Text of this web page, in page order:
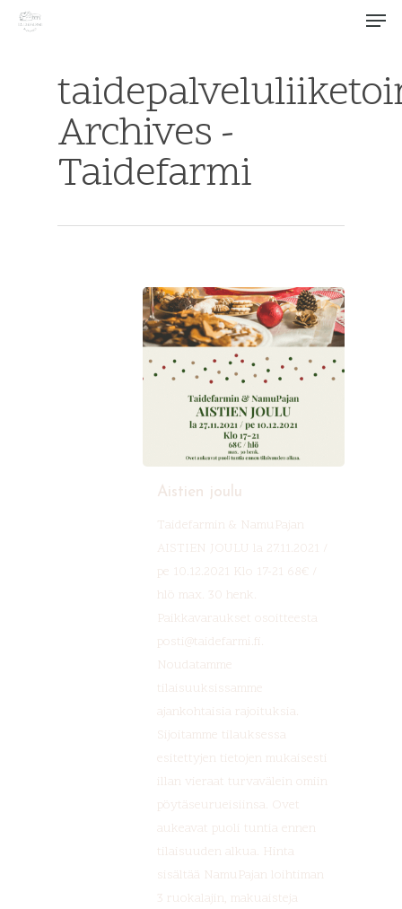
Hit enter to search or ESC to close
Archives -
Taidefarmi
Aistien joulu
Taidefarmin & NamuPajan
AISTIEN JOULU la 27.11.2021 /
pe 10.12.2021 Klo 17-21 68€ /
hlö max. 30 henk.
Paikkavaraukset osoitteesta
posti@taidefarmi.fi.
Noudatamme
tilaisuuksissamme
ajankohtaisia rajoituksia.
Sijoitamme tilauksessa
esitettyjen tietojen mukaisesti
illan vieraat turvavälein omiin
pöytäseurueisiinsa. Ovet
aukeavat puoli tuntia ennen
tilaisuuden alkua. Hinta
sisältää NamuPajan loihtiman
3 ruokalajin, makuaisteja